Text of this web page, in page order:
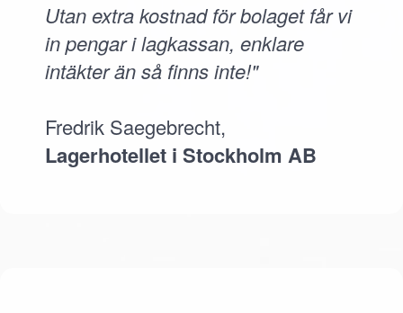
Utan extra kostnad för bolaget får vi
in pengar i lagkassan, enklare
intäkter än så finns inte!"
Fredrik Saegebrecht,
Lagerhotellet i Stockholm AB